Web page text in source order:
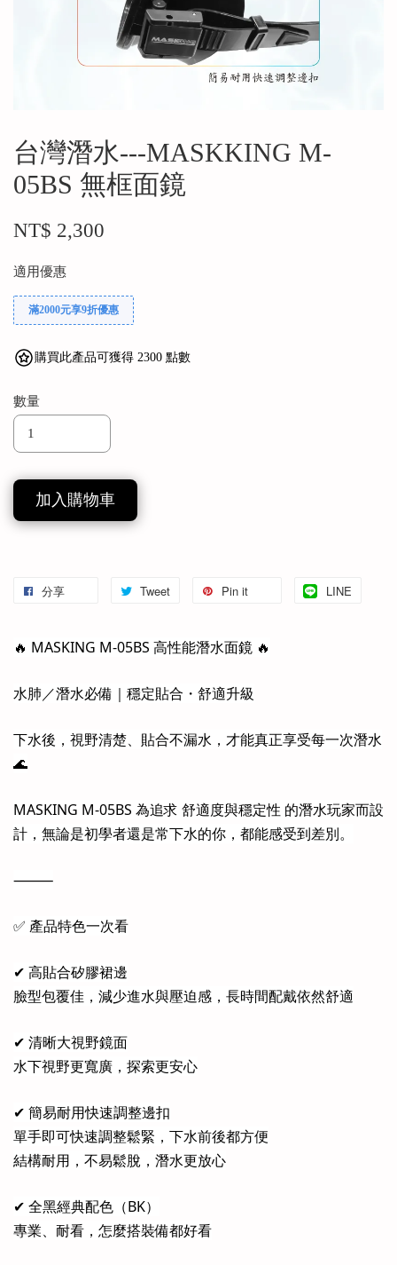
台灣潛水---MASKKING M-
05BS 無框面鏡
NT$ 2,300
適用優惠
滿2000元享9折優惠
購買此產品可獲得 2300 點數
數量
加入購物車
分享 Tweet Pin it LINE
🔥 MASKING M-05BS 高性能潛水面鏡 🔥
水肺／潛水必備｜穩定貼合・舒適升級
下水後，視野清楚、貼合不漏水，才能真正享受每一次潛水
🌊
MASKING M-05BS 為追求 舒適度與穩定性 的潛水玩家而設
計，無論是初學者還是常下水的你，都能感受到差別。
⸻
✅ 產品特色一次看
✔ 高貼合矽膠裙邊
臉型包覆佳，減少進水與壓迫感，長時間配戴依然舒適
✔ 清晰大視野鏡面
水下視野更寬廣，探索更安心
✔ 簡易耐用快速調整邊扣
單手即可快速調整鬆緊，下水前後都方便
結構耐用，不易鬆脫，潛水更放心
✔ 全黑經典配色（BK）
專業、耐看，怎麼搭裝備都好看